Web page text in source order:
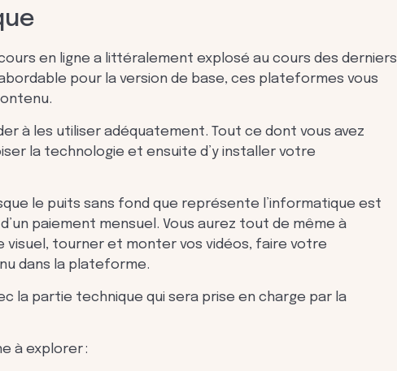
en ligne a littéralement explosé au cours des derniers
pour la version de base, ces plateformes vous
à les utiliser adéquatement. Tout ce dont vous avez
la technologie et ensuite d’y installer votre
le puits sans fond que représente l’informatique est
paiement mensuel. Vous aurez tout de même à
tourner et monter vos vidéos, faire votre
dans la plateforme.
la partie technique qui sera prise en charge par la
à explorer :